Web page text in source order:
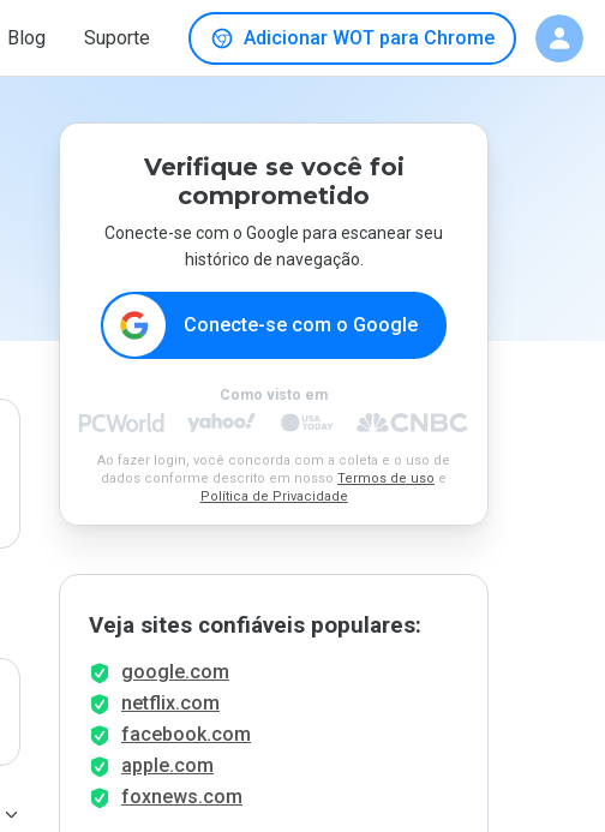
Blog Suporte Adicionar WOT para Chrome
Verifique se você foi
comprometido
Conecte-se com o Google para escanear seu
histórico de navegação.
Conecte-se com o Google
Como visto em
Ao fazer login, você concorda com a coleta e o uso de
dados conforme descrito em nosso Termos de uso e
Política de Privacidade
Veja sites confiáveis populares:
google.com
netflix.com
facebook.com
apple.com
foxnews.com